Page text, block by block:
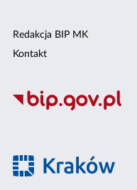
Redakcja BIP MK
Kontakt